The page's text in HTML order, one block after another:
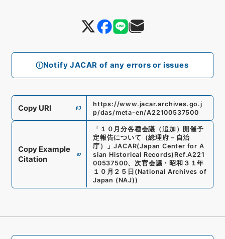
Notify JACAR of any errors or issues
Copy URI
https://www.jacar.archives.go.j
p/das/meta-en/A22100537500
Copy Example
Citation
「 １０月分各種会議（追加）開催予
定報告について（総理府－自治
庁）
」JACAR(Japan Center for A
sian Historical Records) Ref.A221
00537500、 次官会議・昭和３１年
１０月２５日 (National Archives of
Japan (NAJ))